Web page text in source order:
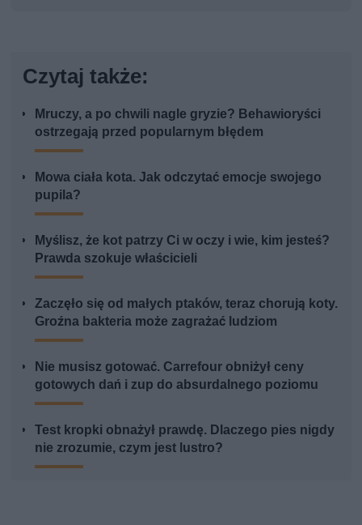
Czytaj także:
Mruczy, a po chwili nagle gryzie? Behawioryści
ostrzegają przed popularnym błędem
Mowa ciała kota. Jak odczytać emocje swojego
pupila?
Myślisz, że kot patrzy Ci w oczy i wie, kim jesteś?
Prawda szokuje właścicieli
Zaczęło się od małych ptaków, teraz chorują koty.
Groźna bakteria może zagrażać ludziom
Nie musisz gotować. Carrefour obniżył ceny
gotowych dań i zup do absurdalnego poziomu
Test kropki obnażył prawdę. Dlaczego pies nigdy
nie zrozumie, czym jest lustro?